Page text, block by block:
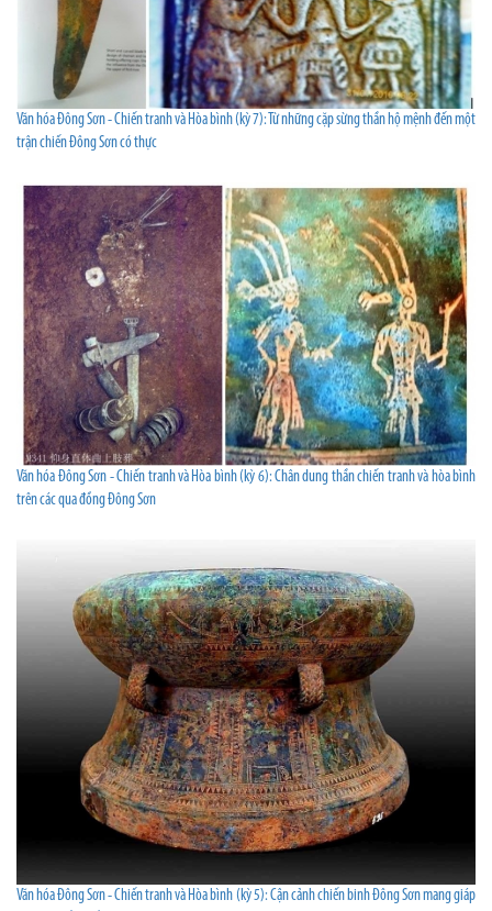
Văn hóa Đông Sơn - Chiến tranh và Hòa bình (kỳ 7): Từ những cặp sừng thần hộ mệnh đến một
trận chiến Đông Sơn có thực
Văn hóa Đông Sơn - Chiến tranh và Hòa bình (kỳ 6): Chân dung thần chiến tranh và hòa bình
trên các qua đồng Đông Sơn
Văn hóa Đông Sơn - Chiến tranh và Hòa bình (kỳ 5): Cận cảnh chiến binh Đông Sơn mang giáp